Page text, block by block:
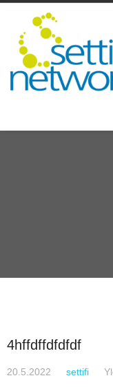
4hffdffdfdfdf
20.5.2022 settifi